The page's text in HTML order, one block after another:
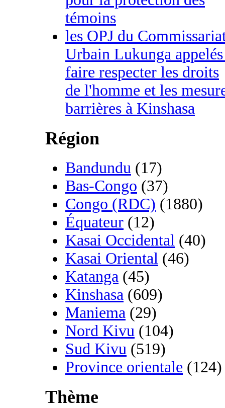
témoins
les OPJ du
Urbain Lukunga
faire respecter les droits
de l'homme et les
barrières à Kinshasa
Région
Bandundu (17)
Bas-Congo (37)
Congo (RDC) (1880)
Équateur (12)
Kasai Occidental (40)
Kasai Oriental (46)
Katanga (45)
Kinshasa (609)
Maniema (29)
Nord Kivu (104)
Sud Kivu (519)
Province orientale (124)
Thème